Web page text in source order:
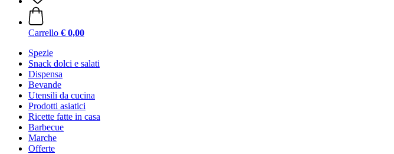
Carrello € 0,00
Spezie
Snack dolci e salati
Dispensa
Bevande
Utensili da cucina
Prodotti asiatici
Ricette fatte in casa
Barbecue
Marche
Offerte